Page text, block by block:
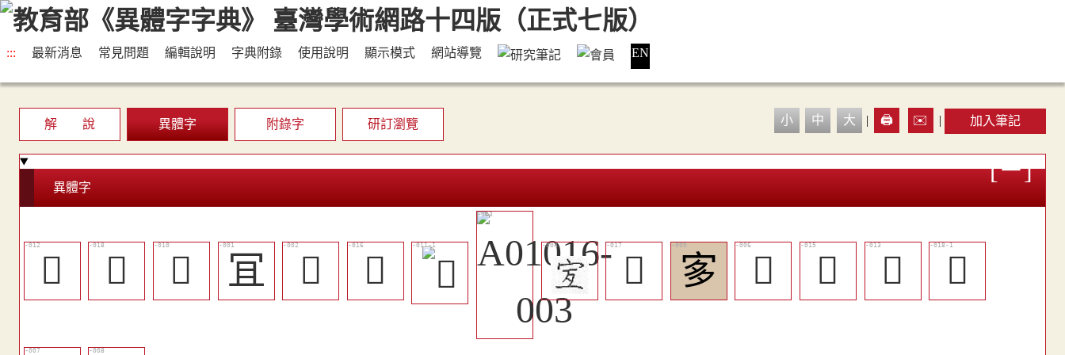
::: 最新消息 常見問題 編輯說明 字典附錄 使用說明 顯示模式 網站導覽 EN
解 說 異體字 附錄字 研訂瀏覽 小 中 大 | 🖨️ ✉️ | 加入筆記
異體字
󱘢 󱘧 󱘠 冝 𠣨 󴯆 󱘦 㝖 𡨆 󱘤 󱘣 󱘨